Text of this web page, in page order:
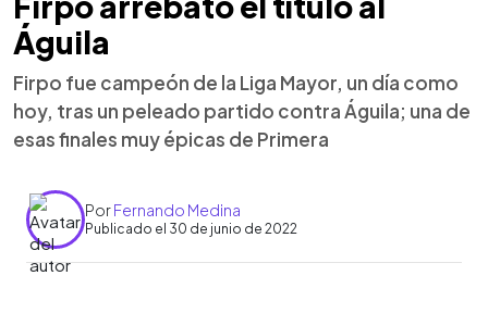
Águila
Firpo fue campeón de la Liga Mayor, un día como
hoy, tras un peleado partido contra Águila; una de
esas finales muy épicas de Primera
PorFernando Medina
Publicado el 30 de junio de 2022